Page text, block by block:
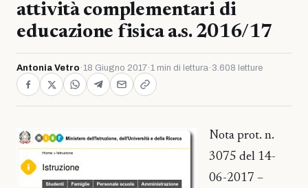
attività complementari di
educazione fisica a.s. 2016/17
Antonia Vetro ·18 Giugno 2017·1 min di lettura· 3.608 letture
Nota prot. n.
3075 del 14-
06-2017 –